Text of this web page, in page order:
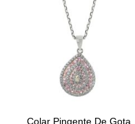
Colar Pingente De Gota